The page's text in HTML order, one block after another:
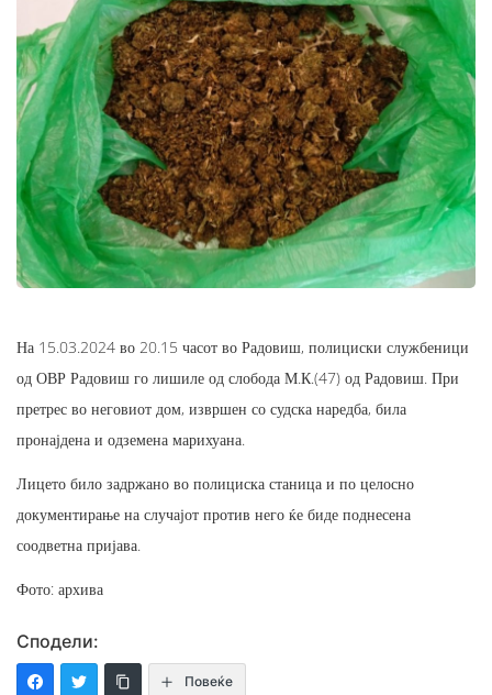
На 15.03.2024 во 20.15 часот во Радовиш, полициски службеници
од ОВР Радовиш го лишиле од слобода М.К.(47) од Радовиш. При
претрес во неговиот дом, извршен со судска наредба, била
пронајдена и одземена марихуана.
Лицето било задржано во полициска станица и по целосно
документирање на случајот против него ќе биде поднесена
соодветна пријава.
Фото: архива
Сподели:
Повеќе